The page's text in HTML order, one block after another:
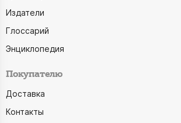
Издатели
Глоссарий
Энциклопедия
Покупателю
Доставка
Контакты